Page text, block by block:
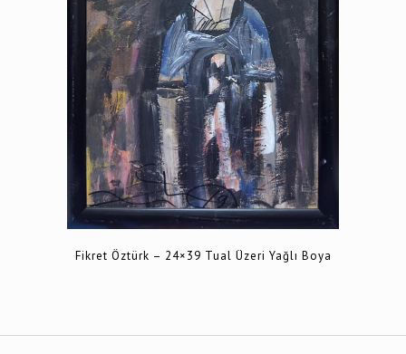
Fikret Öztürk – 24×39 Tual Üzeri Yağlı Boya